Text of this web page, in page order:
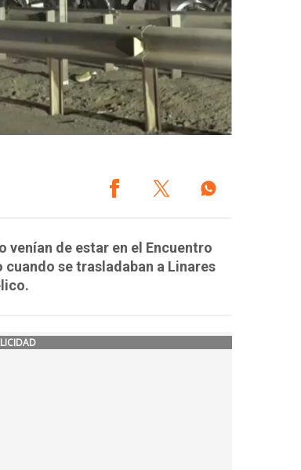
venían de estar en el Encuentro
se trasladaban a Linares